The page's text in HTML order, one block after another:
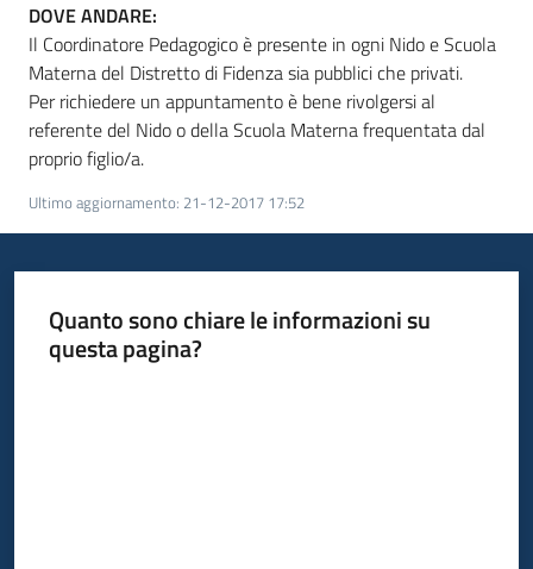
DOVE ANDARE:
Il Coordinatore Pedagogico è presente in ogni Nido e Scuola
Materna del Distretto di Fidenza sia pubblici che privati.
Per richiedere un appuntamento è bene rivolgersi al
referente del Nido o della Scuola Materna frequentata dal
proprio figlio/a.
Ultimo aggiornamento: 21-12-2017 17:52
Quanto sono chiare le informazioni su
questa pagina?